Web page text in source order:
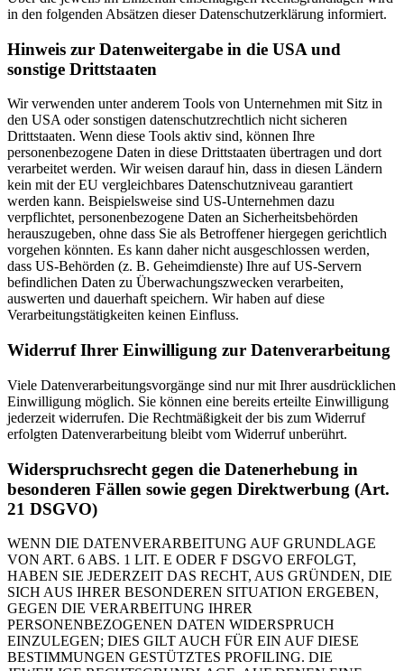
in den folgenden Absätzen dieser Datenschutzerklärung informiert.
Hinweis zur Datenweitergabe in die USA und
sonstige Drittstaaten
Wir verwenden unter anderem Tools von Unternehmen mit Sitz in
den USA oder sonstigen datenschutzrechtlich nicht sicheren
Drittstaaten. Wenn diese Tools aktiv sind, können Ihre
personenbezogene Daten in diese Drittstaaten übertragen und dort
verarbeitet werden. Wir weisen darauf hin, dass in diesen Ländern
kein mit der EU vergleichbares Datenschutzniveau garantiert
werden kann. Beispielsweise sind US-Unternehmen dazu
verpflichtet, personenbezogene Daten an Sicherheitsbehörden
herauszugeben, ohne dass Sie als Betroffener hiergegen gerichtlich
vorgehen könnten. Es kann daher nicht ausgeschlossen werden,
dass US-Behörden (z. B. Geheimdienste) Ihre auf US-Servern
befindlichen Daten zu Überwachungszwecken verarbeiten,
auswerten und dauerhaft speichern. Wir haben auf diese
Verarbeitungstätigkeiten keinen Einfluss.
Widerruf Ihrer Einwilligung zur Datenverarbeitung
Viele Datenverarbeitungsvorgänge sind nur mit Ihrer ausdrücklichen
Einwilligung möglich. Sie können eine bereits erteilte Einwilligung
jederzeit widerrufen. Die Rechtmäßigkeit der bis zum Widerruf
erfolgten Datenverarbeitung bleibt vom Widerruf unberührt.
Widerspruchsrecht gegen die Datenerhebung in
besonderen Fällen sowie gegen Direktwerbung (Art.
21 DSGVO)
WENN DIE DATENVERARBEITUNG AUF GRUNDLAGE
VON ART. 6 ABS. 1 LIT. E ODER F DSGVO ERFOLGT,
HABEN SIE JEDERZEIT DAS RECHT, AUS GRÜNDEN, DIE
SICH AUS IHRER BESONDEREN SITUATION ERGEBEN,
GEGEN DIE VERARBEITUNG IHRER
PERSONENBEZOGENEN DATEN WIDERSPRUCH
EINZULEGEN; DIES GILT AUCH FÜR EIN AUF DIESE
BESTIMMUNGEN GESTÜTZTES PROFILING. DIE